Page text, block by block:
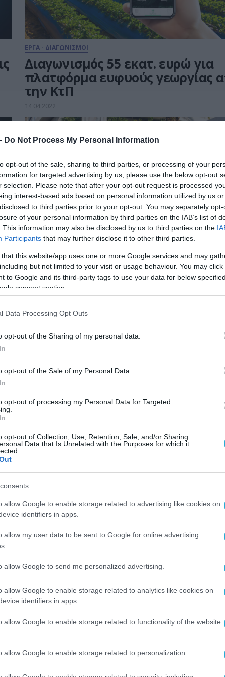
Do Not Process My Personal Information
opt-out of the sale, sharing to third parties, or processing of your
for targeted advertising by us, please use the below opt-out
selection. Please note that after your opt-out request is processed
interest-based ads based on personal information utilized by us
to third parties prior to your opt-out. You may separately
of your personal information by third parties on the IAB’s list of
This information may also be disclosed by us to third parties on the
Participants that may further disclose it to other third parties.
that this website/app uses one or more Google services and may
but not limited to your visit or usage behaviour. You may
to Google and its third-party tags to use your data for below
consent section.
Data Processing Opt Outs
opt-out of the Sharing of my personal data.
opt-out of the Sale of my Personal Data.
opt-out of processing my Personal Data for Targeted
opt-out of Collection, Use, Retention, Sale, and/or Sharing
Data that Is Unrelated with the Purposes for which it
allow Google to enable storage related to advertising like cookies on
identifiers in apps.
allow my user data to be sent to Google for online advertising
allow Google to send me personalized advertising.
allow Google to enable storage related to analytics like cookies on
identifiers in apps.
allow Google to enable storage related to functionality of the website
allow Google to enable storage related to personalization.
ΕΡΓΑ - ΔΙΑΓΩΝΙΣΜΟΙ
Διαγωνισμός 55 εκατ. ευρώ για
πλατφόρμα ευφυούς γεωργίας
την ΚτΠ
14.04.2022
ΕΡΓΑ - ΔΙΑΓΩΝΙΣΜΟΙ
Διαγωνισμός ψηφιακής
του Φιλοτελικού και
05.04.2022
ΕΡΓΑ - ΔΙΑΓΩΝΙΣΜΟΙ
Διαγωνισμός 176,7 εκατ. ευρώ
την ΚτΠ για την παροχή
cloud
31.03.2022